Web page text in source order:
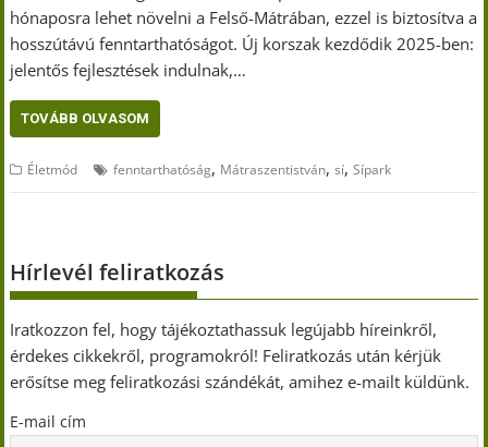
hónaposra lehet növelni a Felső-Mátrában, ezzel is biztosítva a
hosszútávú fenntarthatóságot. Új korszak kezdődik 2025-ben:
jelentős fejlesztések indulnak,…
TOVÁBB OLVASOM
Életmód fenntarthatóság, Mátraszentistván,sí,Sípark
Hírlevél feliratkozás
Iratkozzon fel, hogy tájékoztathassuk legújabb híreinkről,
érdekes cikkekről, programokról! Feliratkozás után kérjük
erősítse meg feliratkozási szándékát, amihez e-mailt küldünk.
E-mail cím